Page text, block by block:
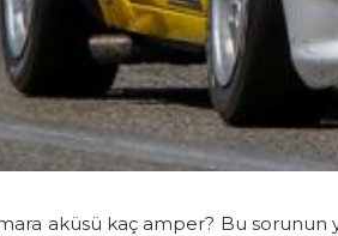
aküsü kaç amper? Bu sorunun